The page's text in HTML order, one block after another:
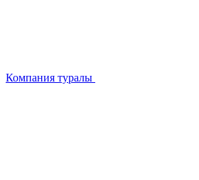
Компания туралы